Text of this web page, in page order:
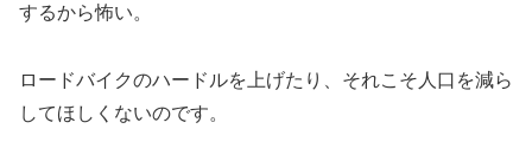
するから怖い。
ロードバイクのハードルを上げたり、それこそ人口を減ら
してほしくないのです。